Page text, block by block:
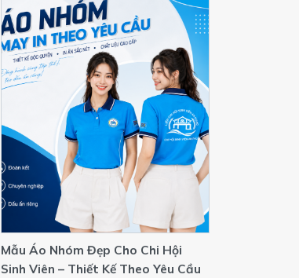
Mẫu Áo Nhóm Đẹp Cho Chi Hội
Sinh Viên – Thiết Kế Theo Yêu Cầu